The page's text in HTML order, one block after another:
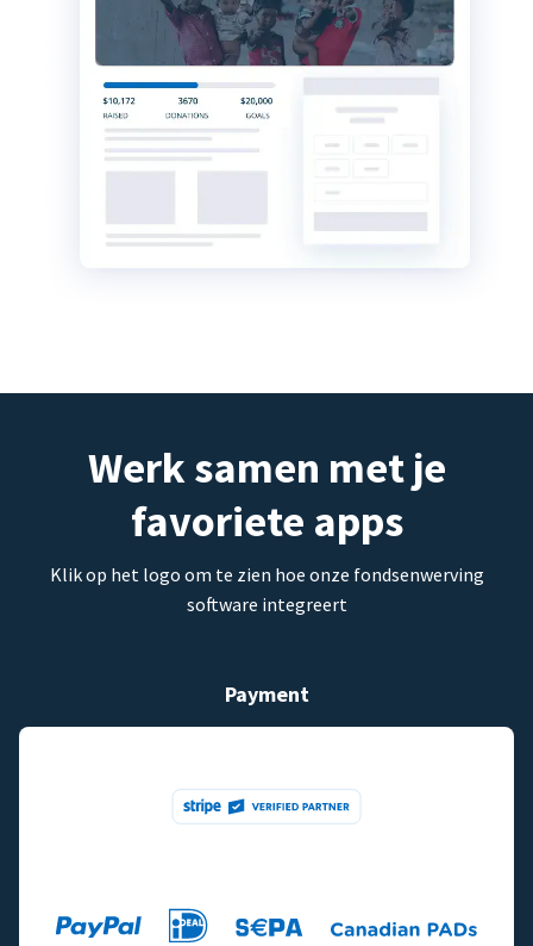
Werk samen met je
favoriete apps
Klik op het logo om te zien hoe onze fondsenwerving
software integreert
Payment